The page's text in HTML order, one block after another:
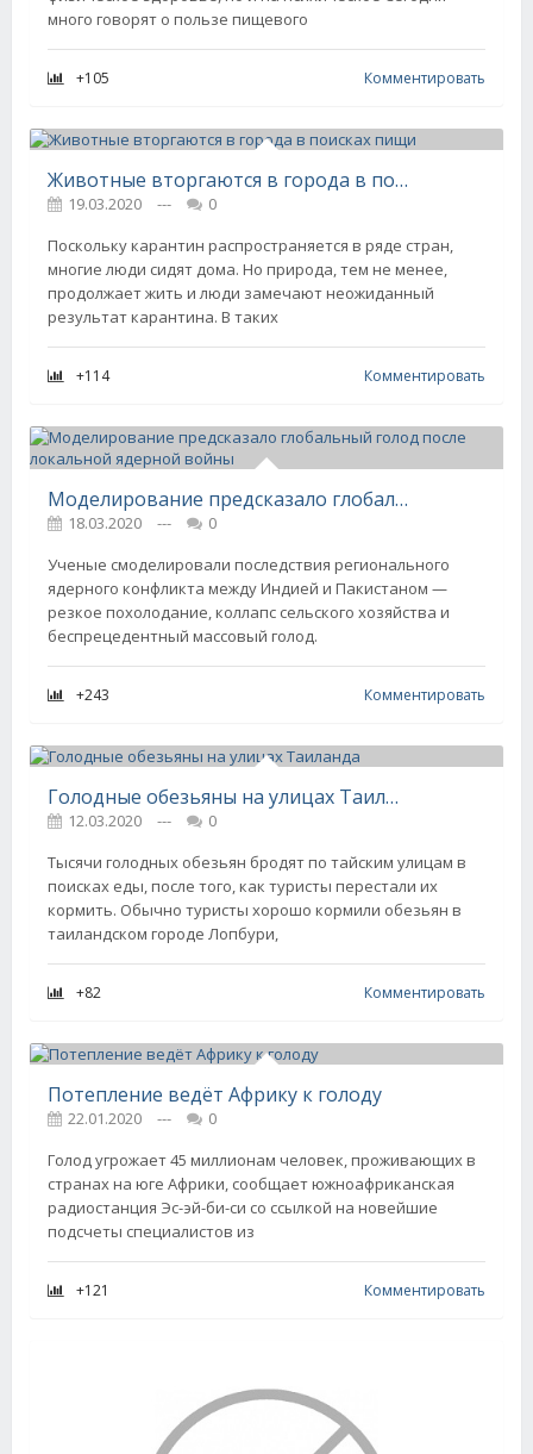
много говорят о пользе пищевого
+105 Комментировать
Животные вторгаются в города в поисках пищи
19.03.2020 ---
0
Поскольку карантин распространяется в ряде стран,
многие люди сидят дома. Но природа, тем не менее,
продолжает жить и люди замечают неожиданный
результат карантина. В таких
+114 Комментировать
Моделирование предсказало глобальный голод после локальной ядерной войны
18.03.2020 ---
0
Ученые смоделировали последствия регионального
ядерного конфликта между Индией и Пакистаном —
резкое похолодание, коллапс сельского хозяйства и
беспрецедентный массовый голод.
+243 Комментировать
Голодные обезьяны на улицах Таиланда
12.03.2020 ---
0
Тысячи голодных обезьян бродят по тайским улицам в
поисках еды, после того, как туристы перестали их
кормить. Обычно туристы хорошо кормили обезьян в
таиландском городе Лопбури,
+82 Комментировать
Потепление ведёт Африку к голоду
22.01.2020 ---
0
Голод угрожает 45 миллионам человек, проживающих в
странах на юге Африки, сообщает южноафриканская
радиостанция Эс-эй-би-си со ссылкой на новейшие
подсчеты специалистов из
+121 Комментировать